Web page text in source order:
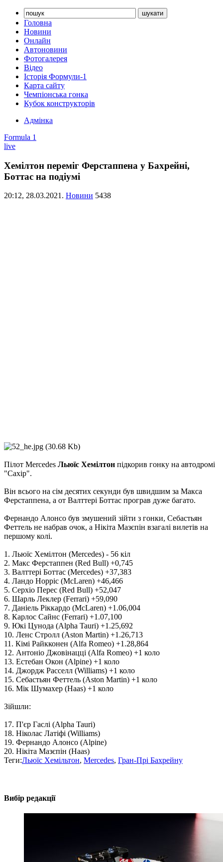
Головна
Новини
Онлайн
Автоновини
Фотогалерея
Відео
Історія Формули-1
Карта сайту
Чемпіонська гонка
Кубок конструкторів
Адмінка
Formula 1
live
Хемілтон переміг Ферстаппена у Бахрейні,
Боттас на подіумі
20:12, 28.03.2021. Новини 5438
Пілот Mercedes Льюїс Хемілтон підкорив гонку на автодромі
"Сахір".
Він всього на сім десятих секунди був швидшим за Макса
Ферстаппена, а от Валттері Боттас програв дуже багато.
Фернандо Алонсо був змушений зійти з гонки, Себастьян
Феттель не набрав очок, а Нікіта Мазєпін взагалі вилетів на
першому колі.
1. Льюїс Хемілтон (Mercedes) - 56 кіл
2. Макс Ферстаппен (Red Bull) +0,745
3. Валттері Боттас (Mercedes) +37,383
4. Ландо Норріс (McLaren) +46,466
5. Серхіо Перес (Red Bull) +52,047
6. Шарль Леклер (Ferrari) +59,090
7. Даніель Ріккардо (McLaren) +1.06,004
8. Карлос Сайнс (Ferrari) +1.07,100
9. Юкі Цунода (Alpha Tauri) +1.25,692
10. Ленс Стролл (Aston Martin) +1.26,713
11. Кімі Райкконен (Alfa Romeo) +1.28,864
12. Антоніо Джовінацці (Alfa Romeo) +1 коло
13. Естебан Окон (Alpine) +1 коло
14. Джордж Расселл (Williams) +1 коло
15. Себастьян Феттель (Aston Martin) +1 коло
16. Мік Шумахер (Haas) +1 коло
Зійшли:
17. П'єр Гаслі (Alpha Tauri)
18. Ніколас Латіфі (Williams)
19. Фернандо Алонсо (Alpine)
20. Нікіта Мазєпін (Haas)
Теги:Льюїс Хемільтон, Mercedes, Гран-Прі Бахрейну
Вибір редакції